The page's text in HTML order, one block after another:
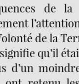
de
de la
qu’il
d’un